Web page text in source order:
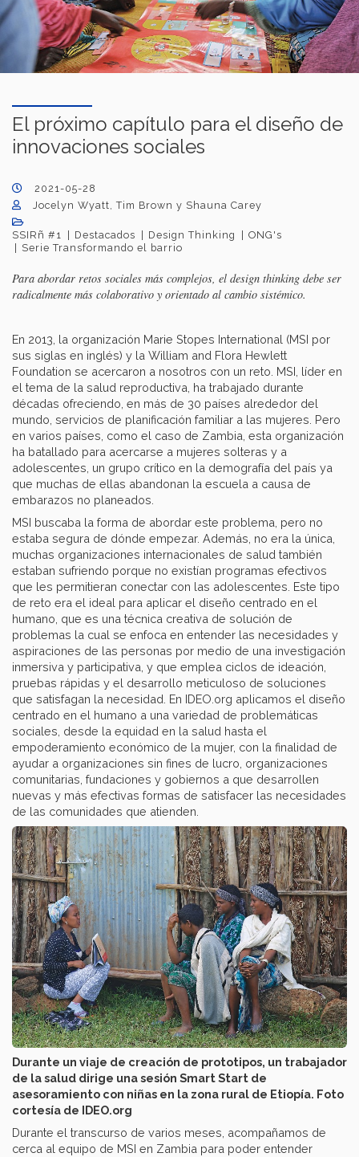
El próximo capítulo para el diseño de
innovaciones sociales
2021-05-28
Jocelyn Wyatt, Tim Brown y Shauna Carey
SSIRñ #1 Destacados Design Thinking
ONG's
Serie Transformando el barrio
Para abordar retos sociales más complejos, el design thinking debe ser
radicalmente más colaborativo y orientado al cambio sistémico.
En 2013, la organización Marie Stopes International (MSI por
sus siglas en inglés) y la William and Flora Hewlett
Foundation se acercaron a nosotros con un reto. MSI, líder en
el tema de la salud reproductiva, ha trabajado durante
décadas ofreciendo, en más de 30 países alrededor del
mundo, servicios de planificación familiar a las mujeres. Pero
en varios países, como el caso de Zambia, esta organización
ha batallado para acercarse a mujeres solteras y a
adolescentes, un grupo crítico en la demografía del país ya
que muchas de ellas abandonan la escuela a causa de
embarazos no planeados.
MSI buscaba la forma de abordar este problema, pero no
estaba segura de dónde empezar. Además, no era la única,
muchas organizaciones internacionales de salud también
estaban sufriendo porque no existían programas efectivos
que les permitieran conectar con las adolescentes. Este tipo
de reto era el ideal para aplicar el diseño centrado en el
humano, que es una técnica creativa de solución de
problemas la cual se enfoca en entender las necesidades y
aspiraciones de las personas por medio de una investigación
inmersiva y participativa, y que emplea ciclos de ideación,
pruebas rápidas y el desarrollo meticuloso de soluciones
que satisfagan la necesidad. En IDEO.org aplicamos el diseño
centrado en el humano a una variedad de problemáticas
sociales, desde la equidad en la salud hasta el
empoderamiento económico de la mujer, con la finalidad de
ayudar a organizaciones sin fines de lucro, organizaciones
comunitarias, fundaciones y gobiernos a que desarrollen
nuevas y más efectivas formas de satisfacer las necesidades
de las comunidades que atienden.
Durante un viaje de creación de prototipos, un trabajador
de la salud dirige una sesión Smart Start de
asesoramiento con niñas en la zona rural de Etiopía. Foto
cortesía de IDEO.org
Durante el transcurso de varios meses, acompañamos de
cerca al equipo de MSI en Zambia para poder entender